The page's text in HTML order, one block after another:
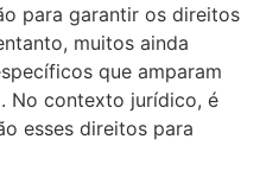
para garantir os direitos
muitos ainda
que amparam
No contexto jurídico, é
esses direitos para